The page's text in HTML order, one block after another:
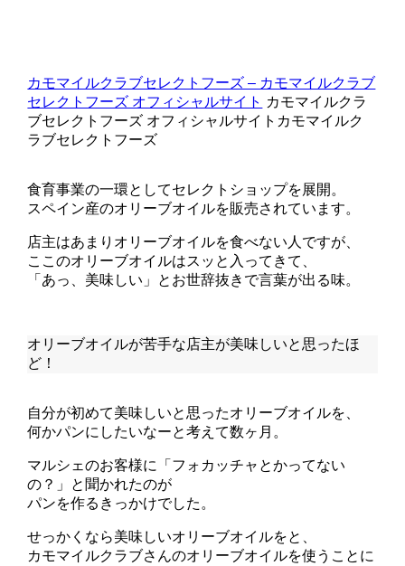
カモマイルクラブセレクトフーズ – カモマイルクラブ
セレクトフーズ オフィシャルサイト カモマイルクラ
ブセレクトフーズ オフィシャルサイトカモマイルク
ラブセレクトフーズ
食育事業の一環としてセレクトショップを展開。
スペイン産のオリーブオイルを販売されています。
店主はあまりオリーブオイルを食べない人ですが、
ここのオリーブオイルはスッと入ってきて、
「あっ、美味しい」とお世辞抜きで言葉が出る味。
オリーブオイルが苦手な店主が美味しいと思ったほ
ど！
自分が初めて美味しいと思ったオリーブオイルを、
何かパンにしたいなーと考えて数ヶ月。
マルシェのお客様に「フォカッチャとかってない
の？」と聞かれたのが
パンを作るきっかけでした。
せっかくなら美味しいオリーブオイルをと、
カモマイルクラブさんのオリーブオイルを使うことに